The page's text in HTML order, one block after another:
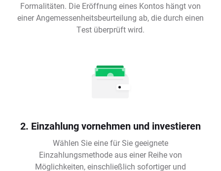
Formalitäten. Die Eröffnung eines Kontos hängt von
einer Angemessenheitsbeurteilung ab, die durch einen
Test überprüft wird.
2. Einzahlung vornehmen und investieren
Wählen Sie eine für Sie geeignete
Einzahlungsmethode aus einer Reihe von
Möglichkeiten, einschließlich sofortiger und